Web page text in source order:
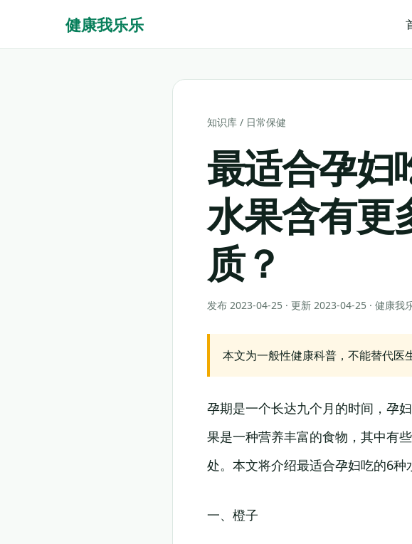
健康我乐乐
知识库 / 日常保健
最适合孕妇
水果含有更
质？
发布 2023-04-25 · 更新 2023-04-25 · 健康我
本文为一般性健康科普，不能替代医
孕期是一个长达九个月的时间，孕
果是一种营养丰富的食物，其中有
处。本文将介绍最适合孕妇吃的6种
一、橙子